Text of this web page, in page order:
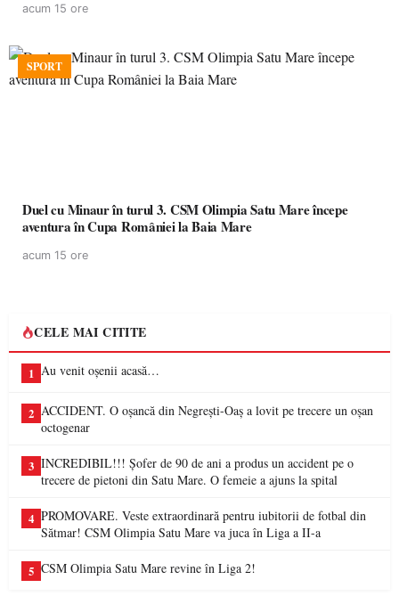
acum 15 ore
SPORT
Duel cu Minaur în turul 3. CSM Olimpia Satu Mare începe
aventura în Cupa României la Baia Mare
acum 15 ore
CELE MAI CITITE
1 Au venit oșenii acasă…
2 ACCIDENT. O oșancă din Negrești-Oaș a lovit pe trecere un oșan
octogenar
3 INCREDIBIL!!! Șofer de 90 de ani a produs un accident pe o
trecere de pietoni din Satu Mare. O femeie a ajuns la spital
4 PROMOVARE. Veste extraordinară pentru iubitorii de fotbal din
Sătmar! CSM Olimpia Satu Mare va juca în Liga a II-a
5 CSM Olimpia Satu Mare revine în Liga 2!